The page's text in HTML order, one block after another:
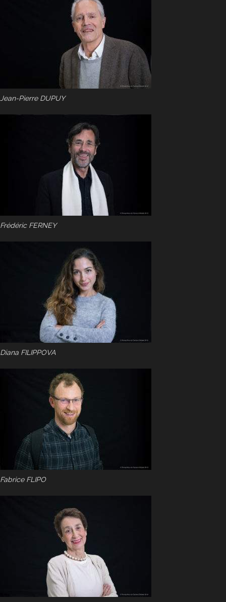
Jean-Pierre DUPUY
Frédéric FERNEY
Diana FILIPPOVA
Fabrice FLIPO